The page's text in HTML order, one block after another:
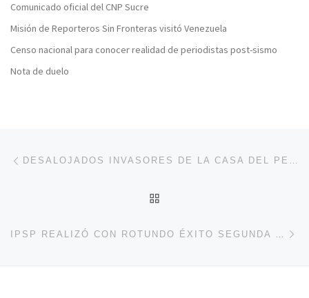
Comunicado oficial del CNP Sucre
Misión de Reporteros Sin Fronteras visitó Venezuela
Censo nacional para conocer realidad de periodistas post-sismo
Nota de duelo
Navegación de entradas DESALOJADOS INVASORES DE LA CASA DEL PERIODISTA EN CUMANÁ